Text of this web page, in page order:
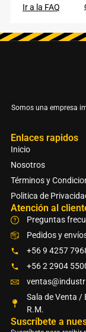
Ir a la FAQ
Somos una empresa
Enlaces rapidos
Inicio
Nosotros
Términos y
Politica de
Atención al
Preguntas
Pedidos y
+56 9 4257
+56 2 2904
Sala de Venta /
R.M.
Suscríbete a